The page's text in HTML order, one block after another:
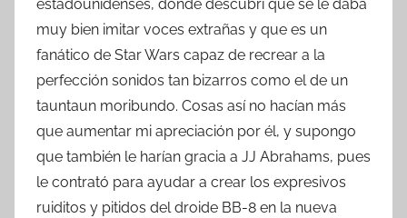
estadounidenses, donde descubrí que se le daba
muy bien imitar voces extrañas y que es un
fanático de Star Wars capaz de recrear a la
perfección sonidos tan bizarros como el de un
tauntaun moribundo. Cosas así no hacían más
que aumentar mi apreciación por él, y supongo
que también le harían gracia a JJ Abrahams, pues
le contrató para ayudar a crear los expresivos
ruiditos y pitidos del droide BB-8 en la nueva